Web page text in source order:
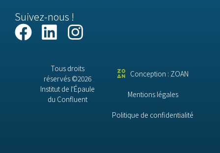
Suivez-nous !
Tous droits
réservés ©2026
Institut de l'Épaule
du Confluent
Conception : ZOAN
Mentions légales
Politique de confidentialité